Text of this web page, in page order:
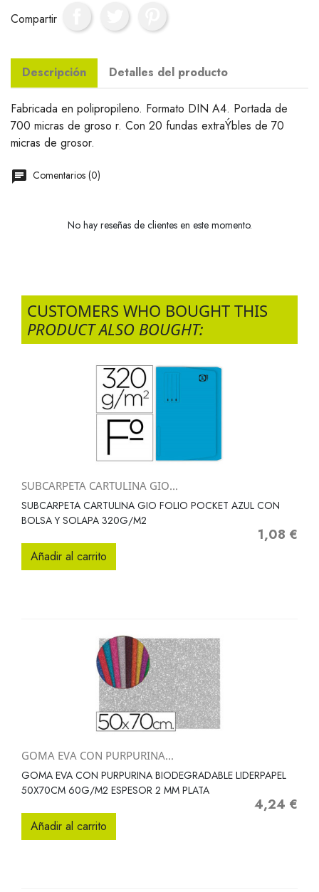
Compartir
Descripción Detalles del producto
Fabricada en polipropileno. Formato DIN A4. Portada de
700 micras de groso r. Con 20 fundas extraÝbles de 70
micras de grosor.
Comentarios (0)
No hay reseñas de clientes en este momento.
CUSTOMERS WHO BOUGHT THIS
PRODUCT ALSO BOUGHT:
SUBCARPETA CARTULINA GIO...
SUBCARPETA CARTULINA GIO FOLIO POCKET AZUL CON
BOLSA Y SOLAPA 320G/M2
Precio
1,08 €
Añadir al carrito
GOMA EVA CON PURPURINA...
GOMA EVA CON PURPURINA BIODEGRADABLE LIDERPAPEL
50X70CM 60G/M2 ESPESOR 2 MM PLATA
Precio
4,24 €
Añadir al carrito